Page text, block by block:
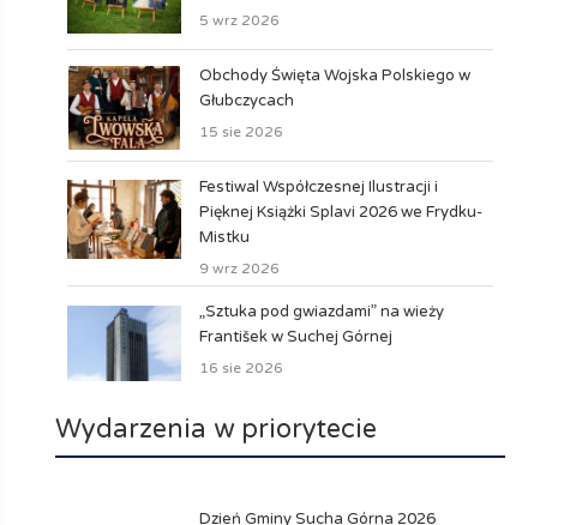
5 wrz 2026
Obchody Święta Wojska Polskiego w
Głubczycach
15 sie 2026
Festiwal Współczesnej Ilustracji i
Pięknej Książki Splavi 2026 we Frydku-
Mistku
9 wrz 2026
„Sztuka pod gwiazdami” na wieży
František w Suchej Górnej
16 sie 2026
Wydarzenia w priorytecie
Dzień Gminy Sucha Górna 2026